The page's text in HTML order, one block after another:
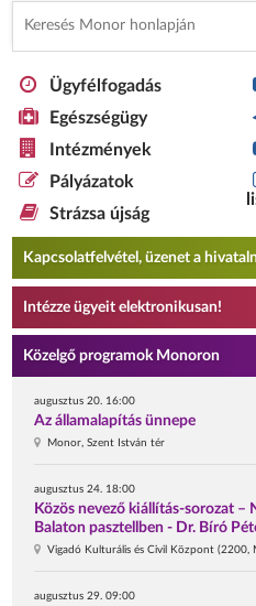
Ügyfélfogadás
Egészségügy
Intézmények
Pályázatok
Strázsa újság
Kapcsolatfelvétel, üzenet a
Intézze ügyeit elektronikusan!
Közelgő programok Monoron
augusztus 20. 16:00
Az államalapítás ünnepe
Monor, Szent István tér
augusztus 24. 18:00
Közös nevező kiállítás-sorozat –
Balaton pasztellben - Dr. Bíró
Vigadó Kulturális és Civil Központ (2200,
augusztus 29. 09:00